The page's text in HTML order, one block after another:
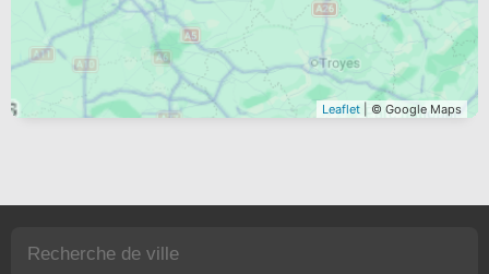
Leaflet | © Google Maps